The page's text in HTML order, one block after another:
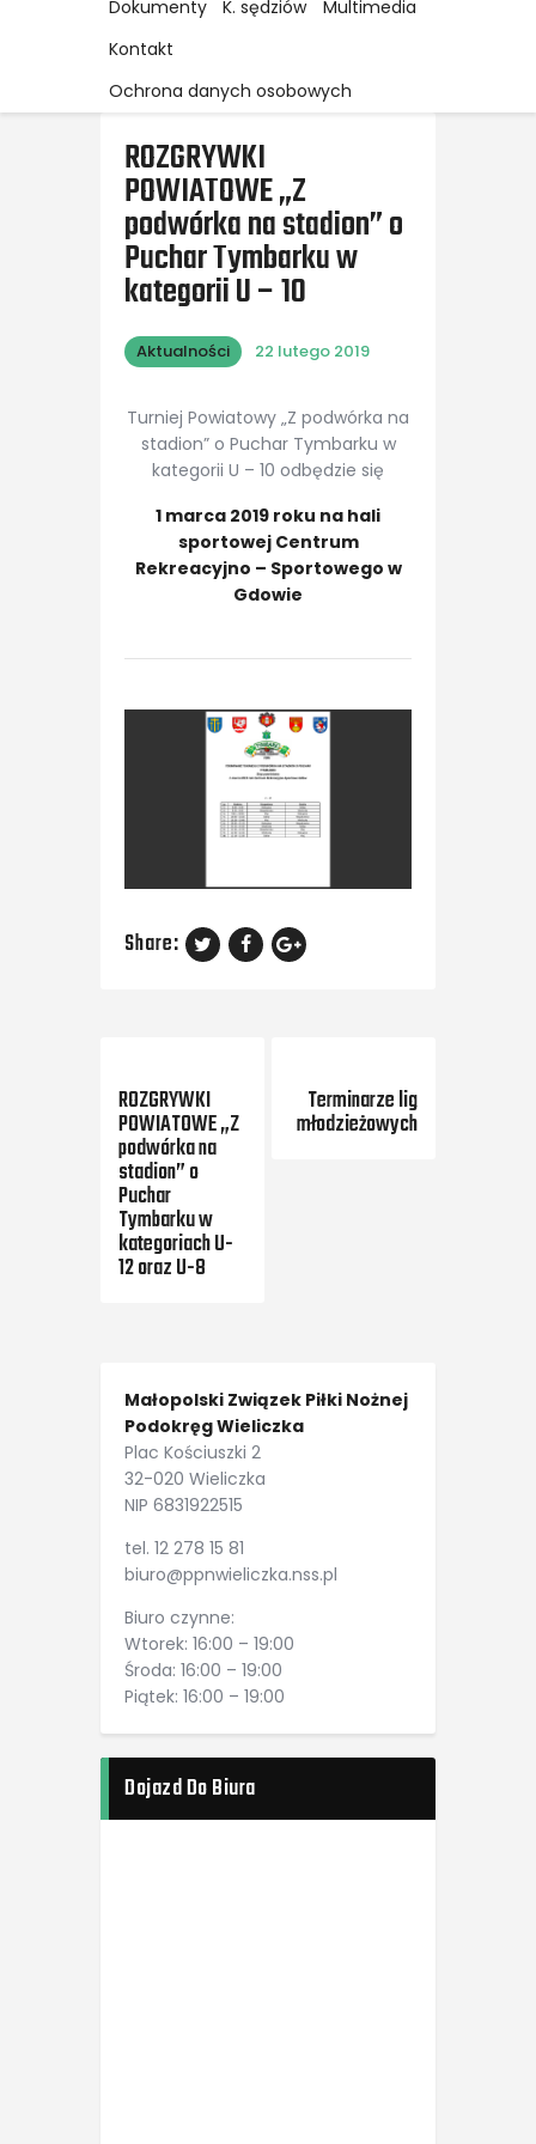
Dokumenty
K. sędziów
Multimedia
Kontakt
Ochrona danych osobowych
ROZGRYWKI
POWIATOWE „Z
podwórka na stadion” o
Puchar Tymbarku w
kategorii U – 10
Aktualności 22 lutego 2019
Turniej Powiatowy „Z podwórka na
stadion” o Puchar Tymbarku w
kategorii U – 10 odbędzie się
1 marca 2019 roku na hali
sportowej Centrum
Rekreacyjno – Sportowego w
Gdowie
Share:
ROZGRYWKI
POWIATOWE „Z
podwórka na
stadion” o
Puchar
Tymbarku w
kategoriach U-
12 oraz U-8
Terminarze lig
młodzieżowych
Małopolski Związek Piłki Nożnej
Podokręg Wieliczka
Plac Kościuszki 2
32-020 Wieliczka
NIP 6831922515
tel. 12 278 15 81
biuro@ppnwieliczka.nss.pl
Biuro czynne:
Wtorek: 16:00 – 19:00
Środa: 16:00 – 19:00
Piątek: 16:00 – 19:00
Dojazd Do Biura